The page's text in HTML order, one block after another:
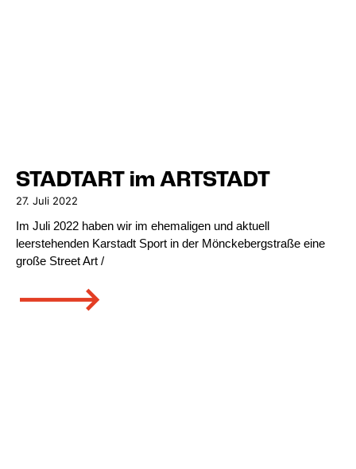
STADTART im ARTSTADT
27. Juli 2022
Im Juli 2022 haben wir im ehemaligen und aktuell
leerstehenden Karstadt Sport in der Mönckebergstraße eine
große Street Art /
🡒